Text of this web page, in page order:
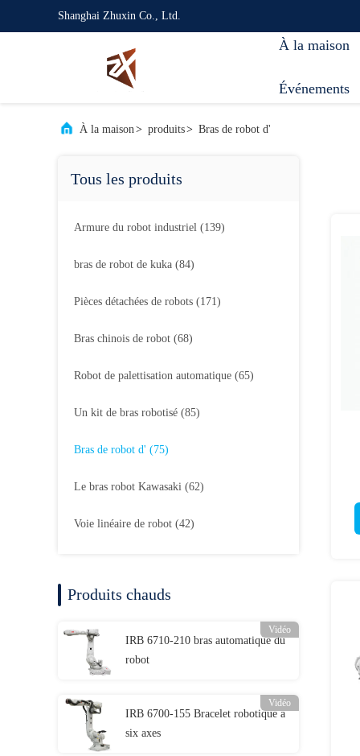
Shanghai Zhuxin Co., Ltd.
À la maison
Événements
À la maison> produits> Bras de robot d'
Tous les produits
Armure du robot industriel (139)
bras de robot de kuka (84)
Pièces détachées de robots (171)
Bras chinois de robot (68)
Robot de palettisation automatique (65)
Un kit de bras robotisé (85)
Bras de robot d' (75)
Le bras robot Kawasaki (62)
Voie linéaire de robot (42)
Produits chauds
Vidéo
IRB 6710-210 bras automatique du
robot
Vidéo
IRB 6700-155 Bracelet robotique à
six axes